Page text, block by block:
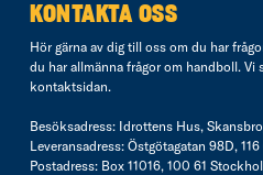
KONTAKTA OSS
Hör gärna av dig till oss om du har
du har allmänna frågor om handboll. Vi
kontaktsidan.
Besöksadress: Idrottens Hus,
Leveransadress: Östgötagatan 98D,
Postadress: Box 11016, 100 61